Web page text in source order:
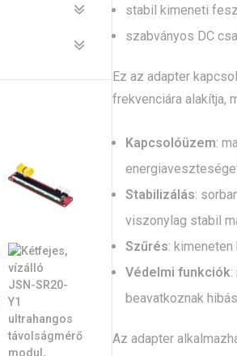
stabil kimeneti
szabványos DC
Ez az adapter
frekvenciára alakítja,
Kapcsolóüzem:
Stabilizálás:
viszonylag stabil
Szűrés:
Védelmi funkciók:
beavatkoznak
Az adapter